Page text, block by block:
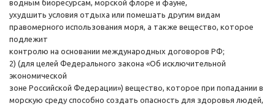
водным биоресурсам, морской флоре и фауне,
ухудшить условия отдыха или помешать другим видам
правомерного использования моря, а также вещество, которое
подлежит
контролю на основании международных договоров РФ;
2) (для целей Федерального закона «Об исключительной
экономической
зоне Российской Федерации») вещество, которое при попадании в
морскую среду способно создать опасность для здоровья людей,